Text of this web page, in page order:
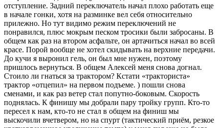
отступление. Задний переключатель начал плохо работать еще
в начале гонки, хотя на разминке вел себя относительно
прилежно. Но тут видимо режим переключений не
понравился, плюс мокрым песком тросики были забросаны. В
общем как раз на втором асфальте, он артачиться начал во всей
красе. Порой вообще не хотел скидывать на верхние передачи.
До кучи я выронил гель, он был мне нужен, поэтому
пришлось вернуться. В общем Алексей меня снова догнал.
Стоило ли гнаться за трактором? Кстати «тракториста»
трактор «отцепил» на первом подъеме. ) пошли снова
сменами, и как раз ветер стал попутно-боковым. Скорость
поднялась. К финишу мы добрали пару тройку групп. Кто-то
пересел к нам, кто-то не стал в общем на финиш мы
выскочили вчетвером, но на спурт (тактический приём, резкое